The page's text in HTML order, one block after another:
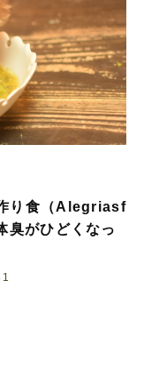
り食（Alegriasf
臭がひどくなっ